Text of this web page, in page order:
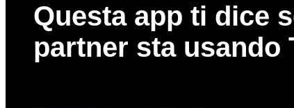
Questa app ti dice
partner sta usando